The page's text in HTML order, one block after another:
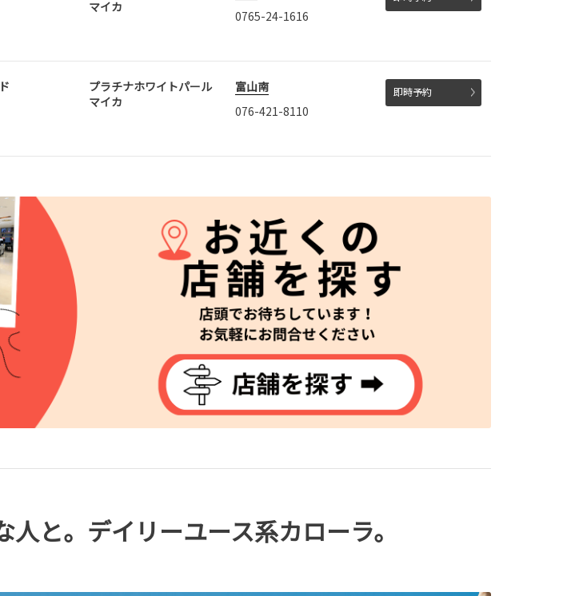
マイカ
0765-24-1616
プラチナホワイトパール
マイカ
富山南
076-421-8110
即時予約
と。デイリーユース系カローラ。